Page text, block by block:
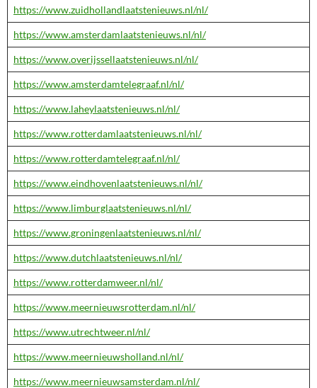
https://www.zuidhollandlaatstenieuws.nl/nl/
https://www.amsterdamlaatstenieuws.nl/nl/
https://www.overijssellaatstenieuws.nl/nl/
https://www.amsterdamtelegraaf.nl/nl/
https://www.laheylaatstenieuws.nl/nl/
https://www.rotterdamlaatstenieuws.nl/nl/
https://www.rotterdamtelegraaf.nl/nl/
https://www.eindhovenlaatstenieuws.nl/nl/
https://www.limburglaatstenieuws.nl/nl/
https://www.groningenlaatstenieuws.nl/nl/
https://www.dutchlaatstenieuws.nl/nl/
https://www.rotterdamweer.nl/nl/
https://www.meernieuwsrotterdam.nl/nl/
https://www.utrechtweer.nl/nl/
https://www.meernieuwsholland.nl/nl/
https://www.meernieuwsamsterdam.nl/nl/